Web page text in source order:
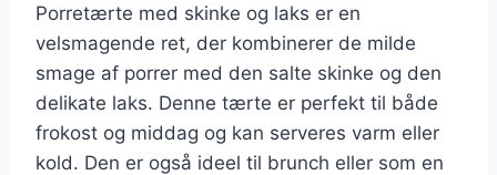
Porretærte med skinke og laks er en
velsmagende ret, der kombinerer de milde
smage af porrer med den salte skinke og den
delikate laks. Denne tærte er perfekt til både
frokost og middag og kan serveres varm eller
kold. Den er også ideel til brunch eller som en